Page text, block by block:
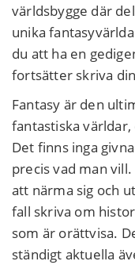
världsbygge där
unika
du att ha en
fortsätter skriva
Fantasy är den
fantastiska
Det finns inga
precis vad man
att närma sig och
fall skriva om
som är orättvisa.
ständigt aktuella